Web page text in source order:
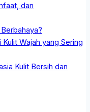
dan
Wajah yang Sering
Kulit Bersih dan